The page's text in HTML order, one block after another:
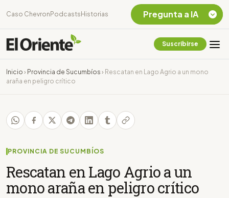
Caso Chevron Podcasts Historias
Suscribirse
Inicio › Provincia de Sucumbíos › Rescatan en Lago Agrio a un mono
araña en peligro crítico
PROVINCIA DE SUCUMBÍOS
Rescatan en Lago Agrio a un
mono araña en peligro crítico
Pregunta a IA
Chevron Ecuador